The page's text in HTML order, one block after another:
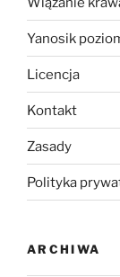
Yanosik
Licencja
Kontakt
Zasady
Polityka
ARCHIWA